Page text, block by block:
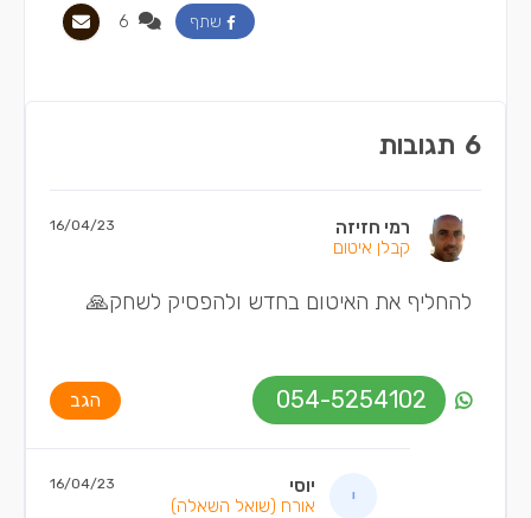
שתף
6 תגובות
רמי חזיזה
קבלן איטום
16/04/23
להחליף את האיטום בחדש ולהפסיק לשחק🙏
054-5254102 הגב
יוסי
אורח (שואל השאלה)
16/04/23